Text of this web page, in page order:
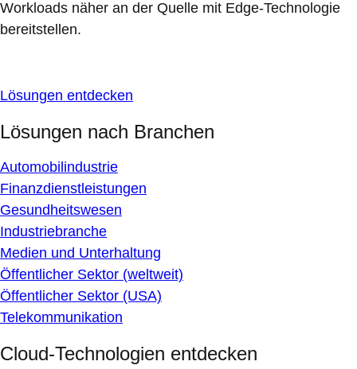
Workloads näher an der Quelle mit Edge-Technologie
bereitstellen.
Lösungen entdecken
Lösungen nach Branchen
Automobilindustrie
Finanzdienstleistungen
Gesundheitswesen
Industriebranche
Medien und Unterhaltung
Öffentlicher Sektor (weltweit)
Öffentlicher Sektor (USA)
Telekommunikation
Cloud-Technologien entdecken